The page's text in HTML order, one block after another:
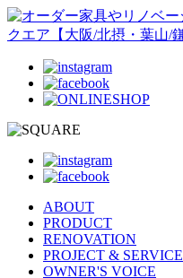
ABOUT
PRODUCT
RENOVATION
PROJECT & SERVICE
OWNER'S VOICE